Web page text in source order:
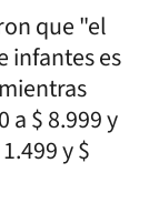
que "el
infantes es
a $ 8.999 y
y $